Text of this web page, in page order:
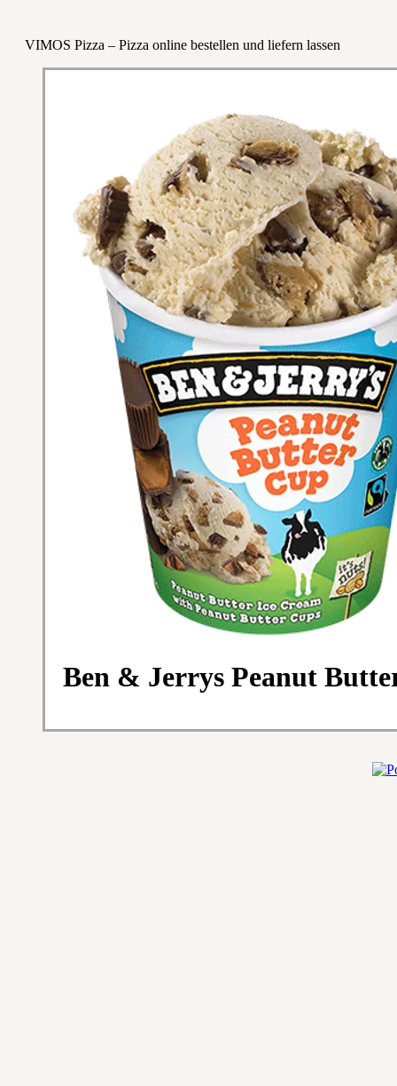
VIMOS Pizza – Pizza online bestellen und liefern lassen
Ben & Jerrys Peanut